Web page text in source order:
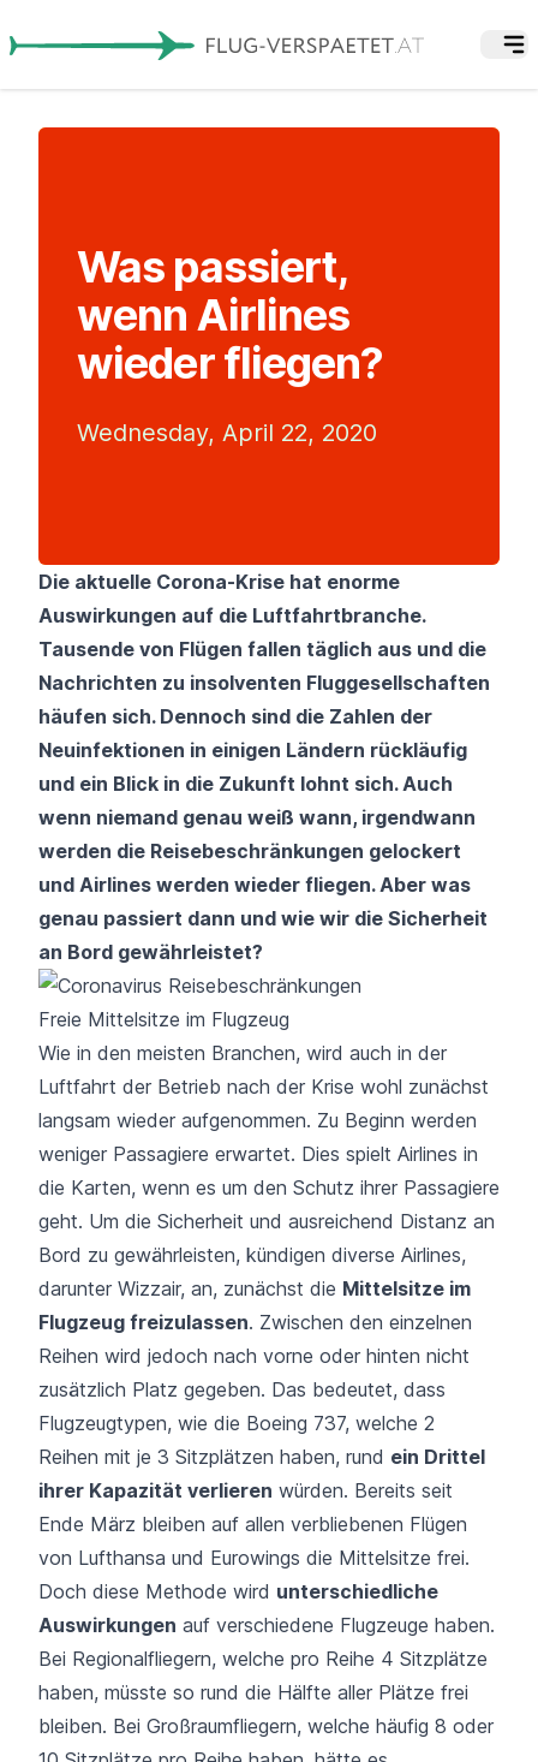
Was passiert,
wenn Airlines
wieder fliegen?
Wednesday, April 22, 2020
Die aktuelle Corona-Krise hat enorme
Auswirkungen auf die Luftfahrtbranche.
Tausende von Flügen fallen täglich aus und die
Nachrichten zu insolventen Fluggesellschaften
häufen sich. Dennoch sind die Zahlen der
Neuinfektionen in einigen Ländern rückläufig
und ein Blick in die Zukunft lohnt sich. Auch
wenn niemand genau weiß wann, irgendwann
werden die Reisebeschränkungen gelockert
und Airlines werden wieder fliegen. Aber was
genau passiert dann und wie wir die Sicherheit
an Bord gewährleistet?
Freie Mittelsitze im Flugzeug
Wie in den meisten Branchen, wird auch in der
Luftfahrt der Betrieb nach der Krise wohl zunächst
langsam wieder aufgenommen. Zu Beginn werden
weniger Passagiere erwartet. Dies spielt Airlines in
die Karten, wenn es um den Schutz ihrer Passagiere
geht. Um die Sicherheit und ausreichend Distanz an
Bord zu gewährleisten, kündigen diverse Airlines,
darunter Wizzair, an, zunächst die Mittelsitze im
Flugzeug freizulassen. Zwischen den einzelnen
Reihen wird jedoch nach vorne oder hinten nicht
zusätzlich Platz gegeben. Das bedeutet, dass
Flugzeugtypen, wie die Boeing 737, welche 2
Reihen mit je 3 Sitzplätzen haben, rund ein Drittel
ihrer Kapazität verlieren würden. Bereits seit
Ende März bleiben auf allen verbliebenen Flügen
von Lufthansa und Eurowings die Mittelsitze frei.
Doch diese Methode wird unterschiedliche
Auswirkungen auf verschiedene Flugzeuge haben.
Bei Regionalfliegern, welche pro Reihe 4 Sitzplätze
haben, müsste so rund die Hälfte aller Plätze frei
bleiben. Bei Großraumfliegern, welche häufig 8 oder